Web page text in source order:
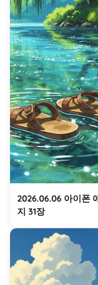
2026.06.06 아이폰
지 31장